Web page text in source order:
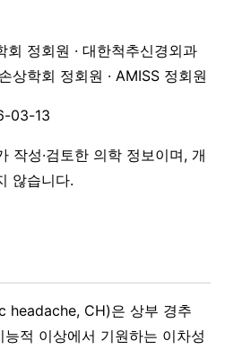
회 정회원 · 대한척추신경외과
상학회 정회원 · AMISS 정회원
03-13
작성·검토한 의학 정보이며, 개
않습니다.
headache, CH)은 상부 경추
적 이상에서 기원하는 이차성